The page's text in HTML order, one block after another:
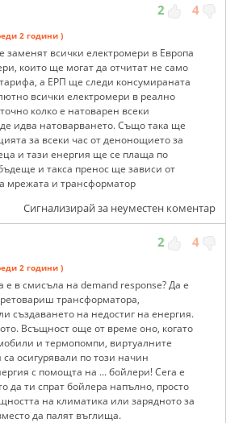
2 4
2 години )
заменят всички електромери в Европа
които ще могат да отчитат не само
а ЕРП ще следи консумираната
всички електромери в реално
колко е натоварен всеки
идва натоварването. Също така ще
за всеки час от денонощието за
и тази енергия ще се плаща по
и такса пренос ще зависи от
мрежата и трансформатор
Сигнализирай за неуместен коментар
2 4
2 години )
е в смисъла на demand response? Да е
трансформатора,
създаването на недостиг на енергия.
Всъщност още от време оно, когато
и термопомпи, виртуалните
осигурявали по този начин
с помощта на ... бойлери! Сега е
да ти спрат бойлера напълно, просто
на климатика или зарядното за
да палят въглища.